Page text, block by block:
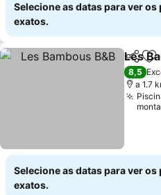
Selecione as datas para ver os
exatos.
Les
8,5
a 1.7
Selecione as datas para ver os
exatos.